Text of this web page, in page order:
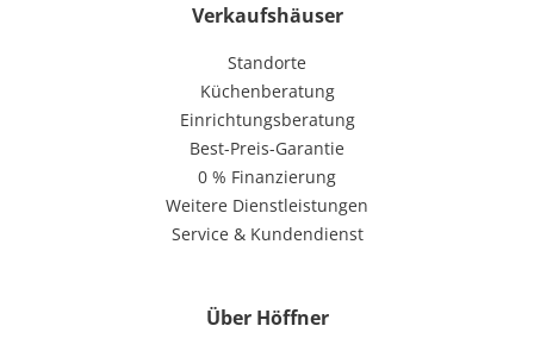
Verkaufshäuser
Standorte
Küchenberatung
Einrichtungsberatung
Best-Preis-Garantie
0 % Finanzierung
Weitere Dienstleistungen
Service & Kundendienst
Über Höffner